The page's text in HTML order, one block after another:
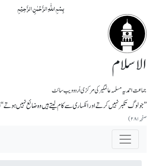
بِسۡمِ اللّٰہِ الرَّحۡمٰنِ الرَّحِیۡمِ
الاسلام
جماعت احمدیہ مسلمہ عالمگیر کی مرکزی اُردو ویب سائٹ
’’جو لوگ تکبر نہیں کرتے اور انکساری سے کام لیتے ہیں وہ ضائع نہیں ہوتے‘‘
صفحہ ۲۸۱)